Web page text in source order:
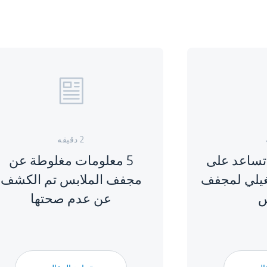
تساعد على
لمجفف
2 دقيقه
5 معلومات مغلوطة عن
مجفف الملابس تم الكشف
عن عدم صحتها